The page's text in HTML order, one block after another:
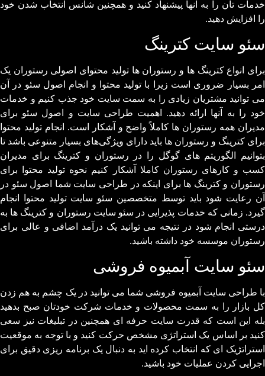
خدمات تان را به آنها پیشنهاد کنید و همچنین شانس انتخاب شدن خود
را افزایش دهید.
سئو سایت کترینگ
برای انواع کترینگ ها و رستوران ها تولید محتوای اصولی رستوران یک
امر بسیار ضروری است زیرا با تولید محتوا و انجام اصول سئو در آن
می توانید مشتریان زیادی را به سمت سایت خود جذب کنیم و خدمات
خود را به آنها ارائه دهید. اهمیت طراحی سایت و اصول سئو برای
مدیران همه رستوران ها کاملاً واضح و آشکار است. انجام تولید محتوا
برای کترینگ و رستوران ها باید دارای ویژگی‌های بسیار متنوعی باشد تا
بتوانیم الگوریتم های گوگل را در رستوران و کترینگ برای مدیران
کسب و کارهای رستوران کاملا آشکار کنیم نحوه تولید محتوا برای
رستوران و کترینگ ها برای اینکه در طراحی سایت شما اصول سئو در
آن رعایت شود باید توسط متخصصین سئو سایت تولید محتوا انجام
گیرد. زمانی که خدمات پذیرایی در سئو سایت رستوران و کترینگ ها به
درستی انجام شود در نتیجه می توانید یک درآمد اضافی و عالی برای
رستوران موسسه خود داشته باشید.
سئو سایت آبمیوه فروشی
با طراحی سایت آبمیوه فروشی شما می توانید در یک چشم به هم زدن
کل بازار را به سمت محصولات و خدمات شرکت خودتان صبح بدهید
بله این است که قدرت سایت حرفه ای همچنین در تبلیغات نیز سعی
کنید بر اساس یک استراتژی مشخص حرکت کنید و با توجه به موقعیت
استراتژیک ای که انتخاب کرده اید به دنبال یک برنامه ریزی دقیق برای
اجرایی کردن عملیات خود باشید.